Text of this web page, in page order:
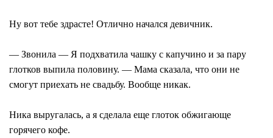
Ну вот тебе здрасте! Отлично начался девичник.
— Звонила — Я подхватила чашку с капучино и за пару
глотков выпила половину. — Мама сказала, что они не
смогут приехать не свадьбу. Вообще никак.
Ника выругалась, а я сделала еще глоток обжигающе
горячего кофе.